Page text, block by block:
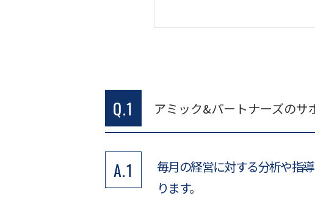
Q.1 アミック&パートナーズの
A.1
毎月の経営に対する分析や指
ります。